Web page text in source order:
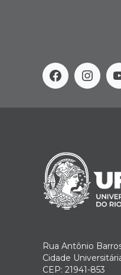
Facebook
Rua Antônio
Cidade
CEP: 21941-853